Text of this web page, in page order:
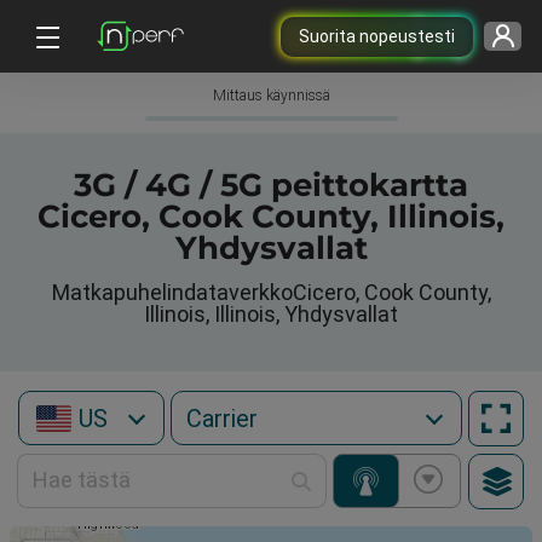
Suorita nopeustesti
Mittaus käynnissä
3G / 4G / 5G peittokartta
Cicero, Cook County, Illinois,
Yhdysvallat
MatkapuhelindataverkkoCicero, Cook County,
Illinois, Illinois, Yhdysvallat
US